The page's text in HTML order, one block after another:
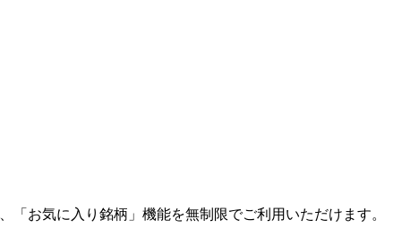
「お気に入り銘柄」機能を無制限でご利用いただけます。